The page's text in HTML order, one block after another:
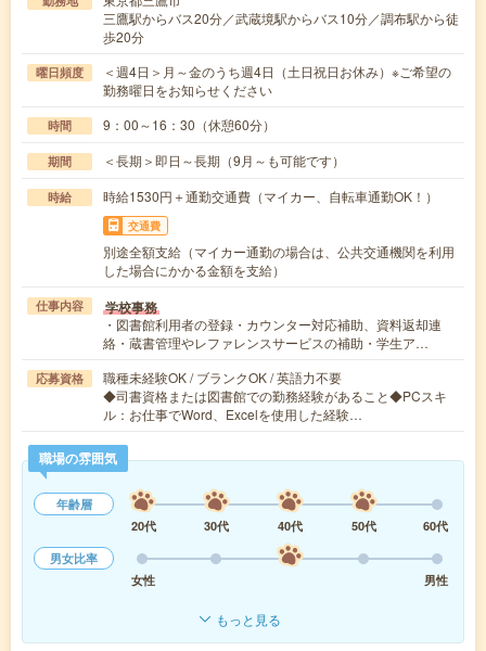
三鷹駅からバス20分／武蔵境駅からバス10分／調布駅から徒
歩20分
曜日頻度
＜週4日＞月～金のうち週4日（土日祝日お休み）※ご希望の
勤務曜日をお知らせください
時間 9：00～16：30（休憩60分）
期間 ＜長期＞即日～長期（9月～も可能です）
時給 時給1530円＋通勤交通費（マイカー、自転車通勤OK！）
交通費
別途全額支給（マイカー通勤の場合は、公共交通機関を利用
した場合にかかる金額を支給）
仕事内容 学校事務
・図書館利用者の登録・カウンター対応補助、資料返却連
絡・蔵書管理やレファレンスサービスの補助・学生ア…
応募資格
職種未経験OK / ブランクOK / 英語力不要
◆司書資格または図書館での勤務経験があること◆PCスキ
ル：お仕事でWord、Excelを使用した経験…
職場の雰囲気
年齢層
20代
30代 40代 50代
60代
男女比率
女性
男性
もっと見る